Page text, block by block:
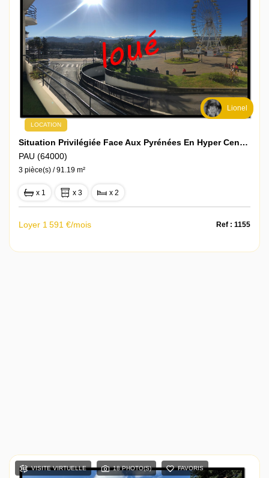
Lionel
LOCATION
Situation Privilégiée Face Aux Pyrénées En Hyper Centre Pour Ce Sublime T3 Meublé Tout Équipé Avec Balcons Et Parking Privé Sécurisé
PAU (64000)
3 pièce(s) / 91.19 m²
x 1 x 3 x 2
Loyer 1 591 €/mois Ref : 1155
VISITE VIRTUELLE 18 PHOTO(S) FAVORIS